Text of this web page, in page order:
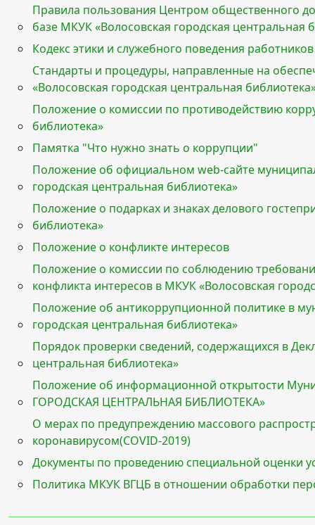
Правила пользования Центром общественного
базе МКУК «Волосовская городская центральная
Кодекс этики и служебного поведения
Стандарты и процедуры, направленные на
«Волосовская городская центральная
Положение о комиссии по противодействию
библиотека»
Памятка "Что нужно знать о коррупции"
Положение об официальном web-сайте
городская центральная библиотека»
Положение о подарках и знаках делового
библиотека»
Положение о конфликте интересов
Положение о комиссии по соблюдению
конфликта интересов в МКУК «Волосовская
Положение об антикоррупционной политике в
городская центральная библиотека»
Порядок проверки сведений, содержащихся в
центральная библиотека»
Положение об информационной открытости
ГОРОДСКАЯ ЦЕНТРАЛЬНАЯ БИБЛИОТЕКА»
О мерах по предупреждению массового
коронавирусом(COVID-2019)
Документы по проведению специальной оценки
Политика МКУК ВГЦБ в отношении обработки